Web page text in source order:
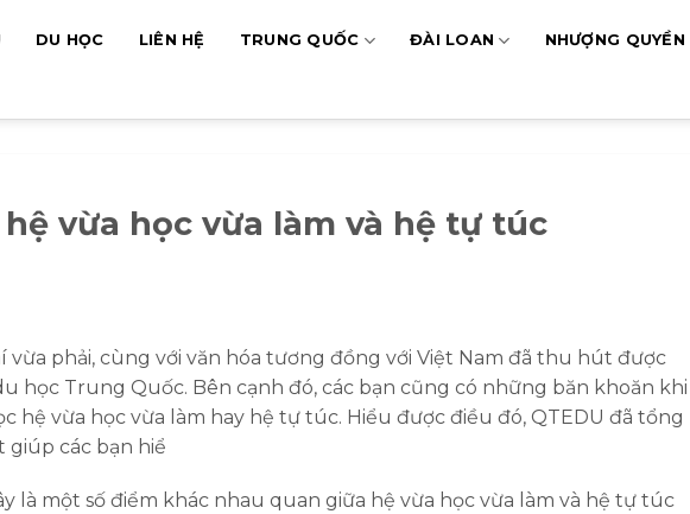
DU HỌC LIÊN HỆ TRUNG QUỐC ĐÀI LOAN NHƯỢNG QUYỀN
vừa học vừa làm và hệ tự túc
vừa phải, cùng với văn hóa tương đồng với Việt Nam đã thu hút được
học Trung Quốc. Bên cạnh đó, các bạn cũng có những băn khoăn khi
hệ vừa học vừa làm hay hệ tự túc. Hiểu được điều đó, QTEDU đã tổng
các bạn hiể
là một số điểm khác nhau quan giữa hệ vừa học vừa làm và hệ tự túc